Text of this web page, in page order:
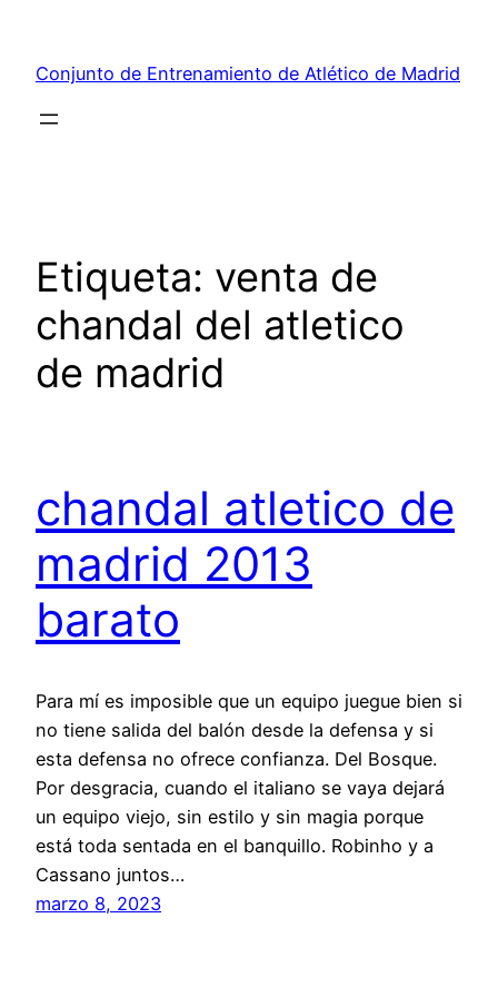
contenido
Conjunto de Entrenamiento de Atlético de Madrid
Etiqueta: venta de
chandal del atletico
de madrid
chandal atletico de
madrid 2013
barato
Para mí es imposible que un equipo juegue bien si
no tiene salida del balón desde la defensa y si
esta defensa no ofrece confianza. Del Bosque.
Por desgracia, cuando el italiano se vaya dejará
un equipo viejo, sin estilo y sin magia porque
está toda sentada en el banquillo. Robinho y a
Cassano juntos…
marzo 8, 2023